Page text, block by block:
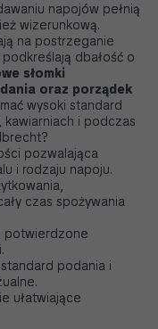
napojów pełnią
wizerunkową.
na postrzeganie
dbałość o
słomki
oraz porządek
wysoki standard
kawiarniach i podczas
pozwalająca
i rodzaju napoju.
czas spożywania
potwierdzone
podania i
ułatwiające